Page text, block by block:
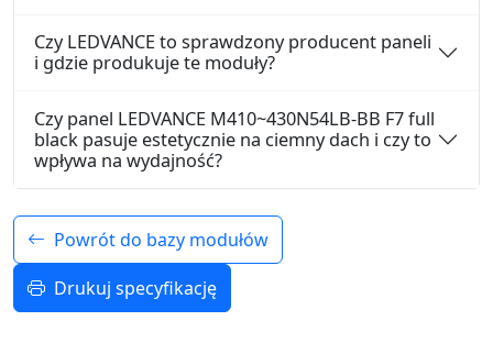
Czy LEDVANCE to sprawdzony producent paneli
i gdzie produkuje te moduły?
Czy panel LEDVANCE M410~430N54LB-BB F7 full
black pasuje estetycznie na ciemny dach i czy to
wpływa na wydajność?
Powrót do bazy modułów
Drukuj specyfikację